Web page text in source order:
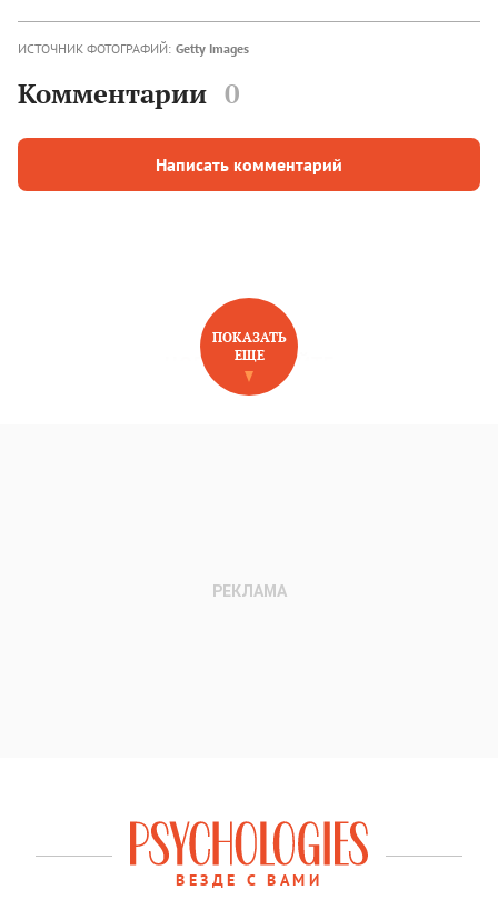
ИСТОЧНИК ФОТОГРАФИЙ: Getty Images
Комментарии 0
Написать комментарий
НОВОЕ НА САЙТЕ
ПОКАЗАТЬ
ЕЩЕ
ВЕЗДЕ С ВАМИ